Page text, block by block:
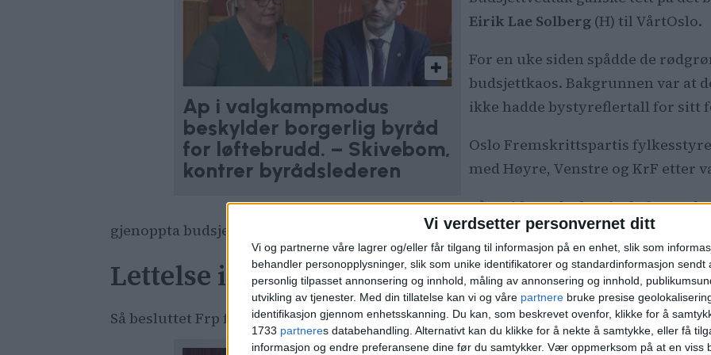
Vi verdsetter personvernet ditt
Vi og partnerne våre lagrer og/eller får tilgang til informasjon på en enhet, slik som
behandler personopplysninger, slik som unike identifikatorer og standardinformasjon sendt
personlig tilpasset annonsering og innhold, måling av annonsering og innhold,
utvikling av tjenester. Med din tillatelse kan vi og våre partnere bruke presise
identifikasjon gjennom enhetsskanning. Du kan, som beskrevet ovenfor, klikke for å
1733 partneres databehandling. Alternativt kan du klikke for å nekte å samtykke, eller få
informasjon og endre preferansene dine før du samtykker. Vær oppmerksom på at en viss
Ap i valgkampmodus
beskylder borgerlig byråd
for løftebrudd. – Skivebom,
kontrer byrådslederen
Eirik Lae Solberg (H) til VårtOslo.
For en uke siden spådde de
budsjettkaos. Bakgrunnen var at
ikke hadde bystyreflertall for sitt
Oslo Fremskrittspartis
med Høyre, Venstre og KrF etter
På et tidspunkt før sist helg var
gjenoppta budsjettforhandlinger med de tre andre borgerlige bystyregruppene.
Lettelse i Høyre
Så besluttet Frp fredag at de likevel ville forhandle. Men i helgen ble det igjen brudd